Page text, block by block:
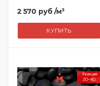
2 570 руб /м³
КУПИТЬ